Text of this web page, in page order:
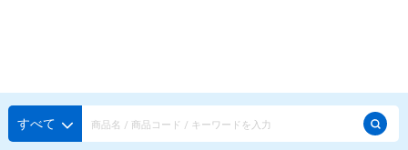
種類から探す
すべて